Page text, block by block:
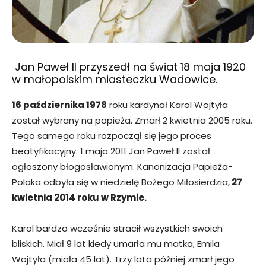
Jan Paweł II przyszedł na świat 18 maja 1920
w małopolskim miasteczku Wadowice.
16 października 1978 roku kardynał Karol Wojtyła
został wybrany na papieża. Zmarł 2 kwietnia 2005 roku.
Tego samego roku rozpoczął się jego proces
beatyfikacyjny. 1 maja 2011 Jan Paweł II został
ogłoszony błogosławionym. Kanonizacja Papieża-
Polaka odbyła się w niedzielę Bożego Miłosierdzia,27
kwietnia 2014 roku w Rzymie.
Karol bardzo wcześnie stracił wszystkich swoich
bliskich. Miał 9 lat kiedy umarła mu matka, Emila
Wojtyła (miała 45 lat). Trzy lata później zmarł jego